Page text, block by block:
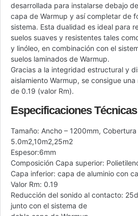
desarrollada para instalarse debajo
capa de Warmup y así completar de
sistema. Esta dualidad es ideal para
suelos suaves y resistentes tales
y linóleo, en combinación con el
suelos laminados de Warmup.
Gracias a la integridad estructural y
aislamiento Warmup, se consigue
de 0.19 (valor Rm).
Especificaciones Técnicas
Tamaño: Ancho – 1200mm, Cobertura
5.0m2,10m2,25m2
Espesor:6mm
Composición Capa superior:
Capa inferior: capa de aluminio con
Valor Rm: 0.19
Reducción del sonido al contacto:
junto con el sistema de